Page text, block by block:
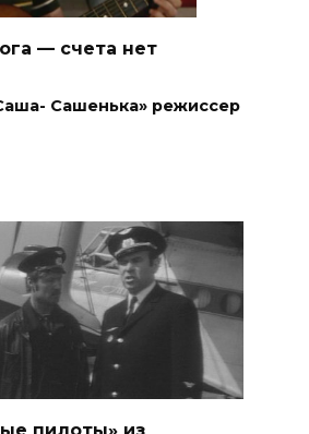
— счета нет
Сашенька» режиссер
пилоты» из